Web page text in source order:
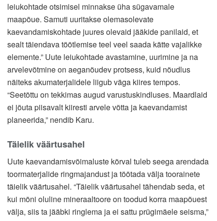
leiukohtade otsimisel minnakse üha sügavamale
maapõue. Samuti uuritakse olemasolevate
kaevandamiskohtade juures olevaid jääkide panilaid, et
sealt täiendava töötlemise teel veel saada kätte vajalikke
elemente.” Uute leiukohtade avastamine, uurimine ja na
arvelevõtmine on aeganõudev protsess, kuid nõudlus
näiteks akumaterjalidele liigub väga kiires tempos.
“Seetõttu on tekkimas augud varustuskindluses. Maardlaid
ei jõuta piisavalt kiiresti arvele võtta ja kaevandamist
planeerida,” nendib Karu.
Täielik väärtusahel
Uute kaevandamisvõimaluste kõrval tuleb seega arendada
toormaterjalide ringmajandust ja töötada välja toorainete
täielik väärtusahel. “Täielik väärtusahel tähendab seda, et
kui mõni oluline mineraaltoore on toodud korra maapõuest
välja, siis ta jääbki ringlema ja ei sattu prügimäele seisma,”